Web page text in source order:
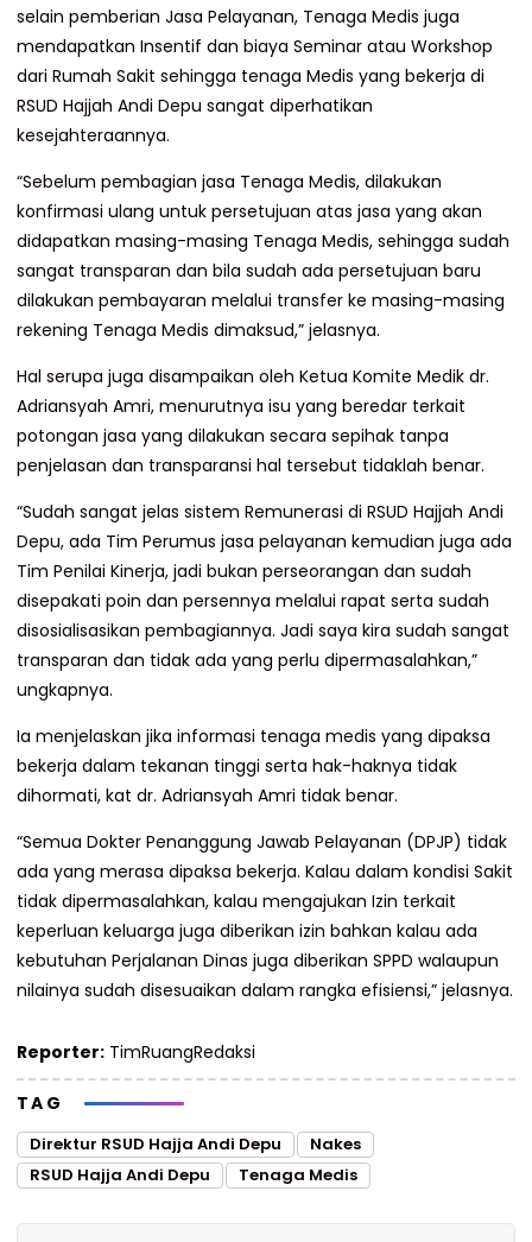
selain pemberian Jasa Pelayanan, Tenaga Medis juga
mendapatkan Insentif dan biaya Seminar atau Workshop
dari Rumah Sakit sehingga tenaga Medis yang bekerja di
RSUD Hajjah Andi Depu sangat diperhatikan
kesejahteraannya.
“Sebelum pembagian jasa Tenaga Medis, dilakukan
konfirmasi ulang untuk persetujuan atas jasa yang akan
didapatkan masing-masing Tenaga Medis, sehingga sudah
sangat transparan dan bila sudah ada persetujuan baru
dilakukan pembayaran melalui transfer ke masing-masing
rekening Tenaga Medis dimaksud,” jelasnya.
Hal serupa juga disampaikan oleh Ketua Komite Medik dr.
Adriansyah Amri, menurutnya isu yang beredar terkait
potongan jasa yang dilakukan secara sepihak tanpa
penjelasan dan transparansi hal tersebut tidaklah benar.
“Sudah sangat jelas sistem Remunerasi di RSUD Hajjah Andi
Depu, ada Tim Perumus jasa pelayanan kemudian juga ada
Tim Penilai Kinerja, jadi bukan perseorangan dan sudah
disepakati poin dan persennya melalui rapat serta sudah
disosialisasikan pembagiannya. Jadi saya kira sudah sangat
transparan dan tidak ada yang perlu dipermasalahkan,”
ungkapnya.
Ia menjelaskan jika informasi tenaga medis yang dipaksa
bekerja dalam tekanan tinggi serta hak-haknya tidak
dihormati, kat dr. Adriansyah Amri tidak benar.
“Semua Dokter Penanggung Jawab Pelayanan (DPJP) tidak
ada yang merasa dipaksa bekerja. Kalau dalam kondisi Sakit
tidak dipermasalahkan, kalau mengajukan Izin terkait
keperluan keluarga juga diberikan izin bahkan kalau ada
kebutuhan Perjalanan Dinas juga diberikan SPPD walaupun
nilainya sudah disesuaikan dalam rangka efisiensi,” jelasnya.
Reporter: TimRuangRedaksi
TAG
Direktur RSUD Hajja Andi Depu
Nakes
RSUD Hajja Andi Depu
Tenaga Medis